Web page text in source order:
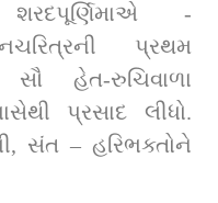
-
પ્રથમ
હેત-રુ‍ચિવાળા
પ્રસાદ લીધો.
સંત – હરિભક્તોને